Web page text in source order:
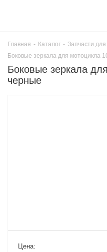
Главная - Каталог - Запчасти
Боковые зеркала для мотоцикла
Боковые зеркала
черные
Цена: